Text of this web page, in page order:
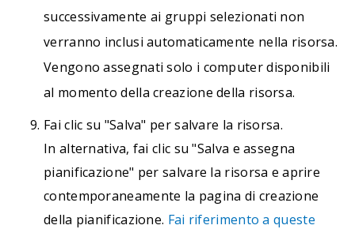
successivamente ai gruppi selezionati non
verranno inclusi automaticamente nella risorsa.
Vengono assegnati solo i computer disponibili
al momento della creazione della risorsa.
Fai clic su "Salva" per salvare la risorsa.
In alternativa, fai clic su "Salva e assegna
pianificazione" per salvare la risorsa e aprire
contemporaneamente la pagina di creazione
della pianificazione. Fai riferimento a queste